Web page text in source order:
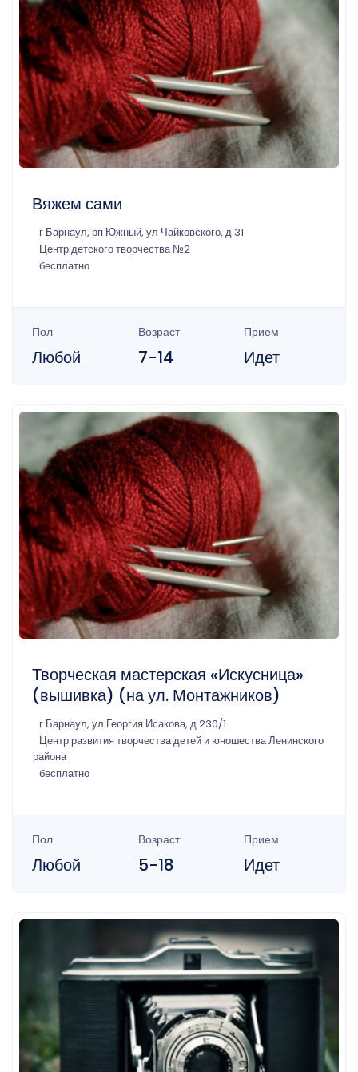
Вяжем сами
г Барнаул, рп Южный, ул Чайковского, д 31
Центр детского творчества №2
бесплатно
Пол
Любой
Возраст
7-14
Прием
Идет
Творческая мастерская «Искусница»
(вышивка) (на ул. Монтажников)
г Барнаул, ул Георгия Исакова, д 230/1
Центр развития творчества детей и юношества Ленинского
района
бесплатно
Пол
Любой
Возраст
5-18
Прием
Идет